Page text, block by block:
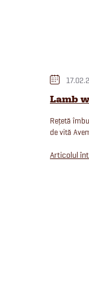
Lamb
Rețetă
de vită
Articolul